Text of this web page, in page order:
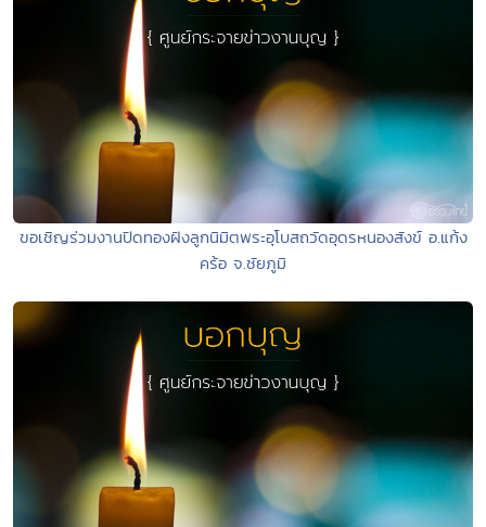
ขอเชิญร่วมงานปิดทองฝังลูกนิมิตพระอุโบสถวัดอุดรหนองสังข์ อ.แก้ง
คร้อ จ.ชัยภูมิ